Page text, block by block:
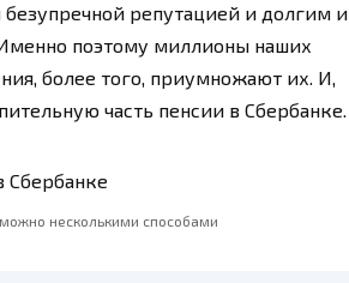
безупречной репутацией и долгим и
поэтому миллионы наших
более того, приумножают их. И,
часть пенсии в Сбербанке.
несколькими способами